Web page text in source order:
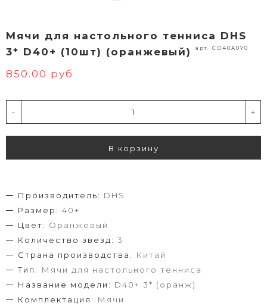
Мячи для настольного тенниса DHS
3* D40+ (10шт) (оранжевый)
арт. CD40A0Y0
850.00 руб
- +
В корзину
Производитель: DHS
Размер: 40+
Цвет: Оранжевый
Количество звезд: 3
Страна производства:
Китай
Тип:
Мячи для настольного тенниса
Название модели: D40+ 3* (оранж)
Комплектация:
Мячи